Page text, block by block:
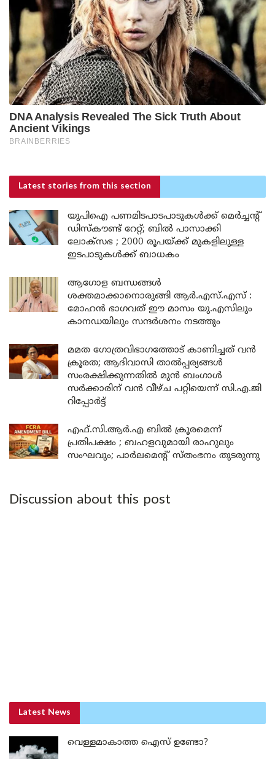
Latest stories from this section
യുപിഐ പണമിടപാടപാടുകൾക്ക് മെർച്ചന്റ്
ഡിസ്കൗണ്ട് റേറ്റ്; ബിൽ പാസാക്കി
ലോക്സഭ ; 2000 രൂപയ്ക്ക് മുകളിലുള്ള
ഇടപാടുകൾക്ക് ബാധകം
ആഗോള ബന്ധങ്ങൾ
ശക്തമാക്കാനൊരുങ്ങി ആർ.എസ്.എസ് :
മോഹൻ ഭാഗവത് ഈ മാസം യു.എസിലും
കാനഡയിലും സന്ദർശനം നടത്തും
മമത ഗോത്രവിഭാഗത്തോട് കാണിച്ചത് വൻ
ക്രൂരത; ആദിവാസി താൽപ്പര്യങ്ങൾ
സംരക്ഷിക്കുന്നതിൽ മുൻ ബംഗാൾ
സർക്കാരിന് വൻ വീഴ്ച പറ്റിയെന്ന് സി.എ.ജി
റിപ്പോർട്ട്
എഫ്.സി.ആർ.എ ബിൽ ക്രൂരമെന്ന്
പ്രതിപക്ഷം ; ബഹളവുമായി രാഹുലും
സംഘവും; പാർലമെന്റ് സ്തംഭനം തുടരുന്നു
Discussion about this post
Latest News
വെള്ളമാകാത്ത ഐസ് ഉണ്ടോ?